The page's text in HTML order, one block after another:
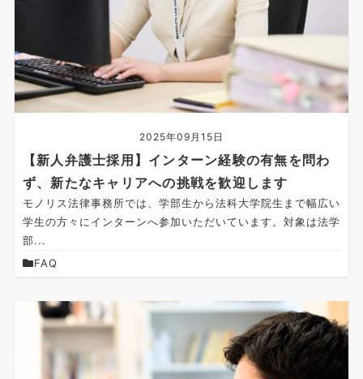
2025年09月15日
【新人弁護士採用】インターン経験の有無を問わ
ず、新たなキャリアへの挑戦を歓迎します
モノリス法律事務所では、学部生から法科大学院生まで幅広い
学生の方々にインターンへ参加いただいています。対象は法学
部...
FAQ